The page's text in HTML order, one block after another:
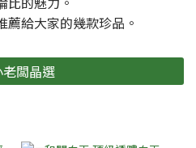
薦給大家的幾款珍品。
闆晶選